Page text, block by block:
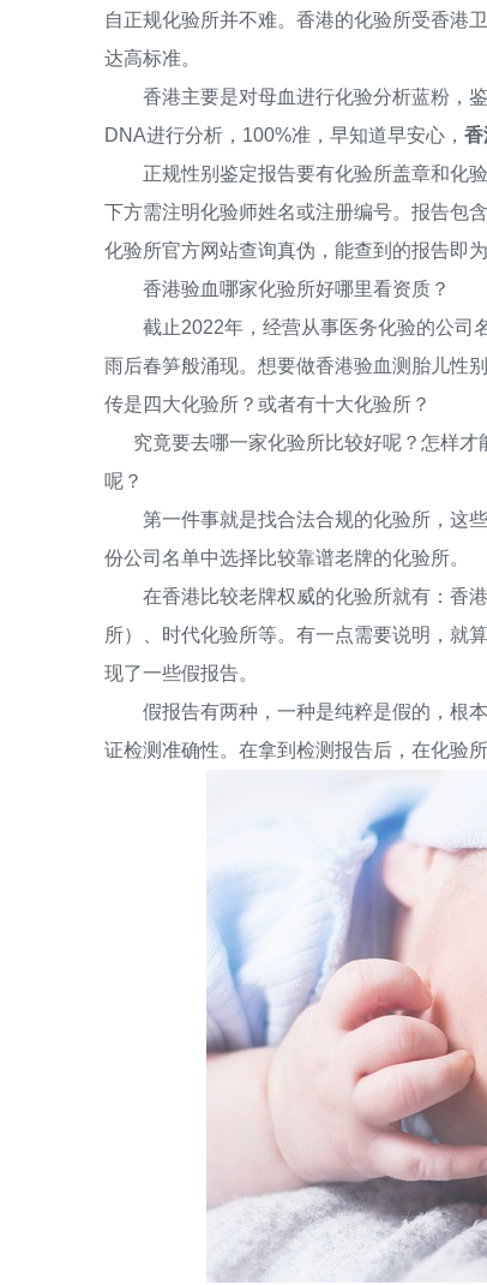
自正规化验所并不难。香港的化验所受香港
达高标准。
香港主要是对母血进行化验分析蓝粉，鉴
DNA进行分析，100%准，早知道早安心， 香
正规性别鉴定报告要有化验所盖章和化验
下方需注明化验师姓名或注册编号。报告包
化验所官方网站查询真伪，能查到的报告即为
香港验血哪家化验所好哪里看资质？
截止2022年，经营从事医务化验的公司名
雨后春笋般涌现。想要做香港验血测胎儿性
传是四大化验所？或者有十大化验所？
究竟要去哪一家化验所比较好呢？怎样才
呢？
第一件事就是找合法合规的化验所，这些
份公司名单中选择比较靠谱老牌的化验所。
在香港比较老牌权威的化验所就有：香港
所）、时代化验所等。有一点需要说明，就
现了一些假报告。
假报告有两种，一种是纯粹是假的，根本
证检测准确性。在拿到检测报告后，在化验